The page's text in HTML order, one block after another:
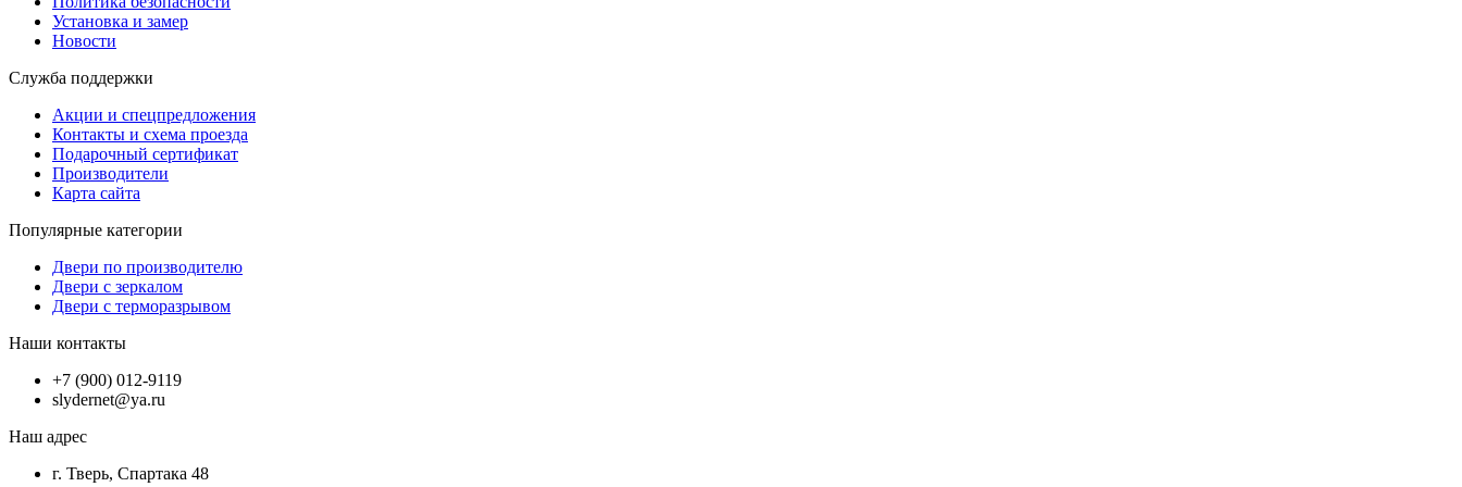
Установка и замер
Новости
Служба поддержки
Акции и спецпредложения
Контакты и схема проезда
Подарочный сертификат
Производители
Карта сайта
Популярные категории
Двери по производителю
Двери с зеркалом
Двери с терморазрывом
Наши контакты
+7 (900) 012-9119
slydernet@ya.ru
Наш адрес
г. Тверь, Спартака 48